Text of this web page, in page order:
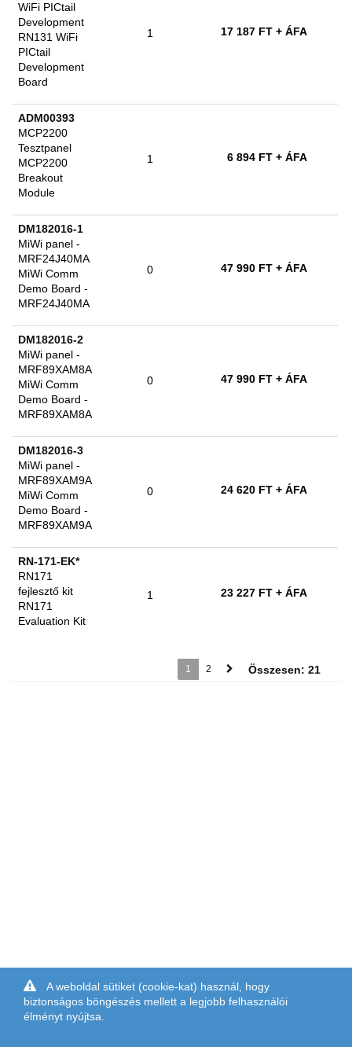
WiFi PICtail
Development
RN131 WiFi
PICtail
Development
Board
1 17 187 FT + ÁFA
ADM00393
MCP2200
Tesztpanel
MCP2200
Breakout
Module
1 6 894 FT + ÁFA
DM182016-1
MiWi panel -
MRF24J40MA
MiWi Comm
Demo Board -
MRF24J40MA
0 47 990 FT + ÁFA
DM182016-2
MiWi panel -
MRF89XAM8A
MiWi Comm
Demo Board -
MRF89XAM8A
0 47 990 FT + ÁFA
DM182016-3
MiWi panel -
MRF89XAM9A
MiWi Comm
Demo Board -
MRF89XAM9A
0 24 620 FT + ÁFA
RN-171-EK*
RN171
fejlesztő kit
RN171
Evaluation Kit
1 23 227 FT + ÁFA
1 2 Összesen: 21
A weboldal sütiket (cookie-kat) használ, hogy
biztonságos böngészés mellett a legjobb felhasználói
élményt nyújtsa.